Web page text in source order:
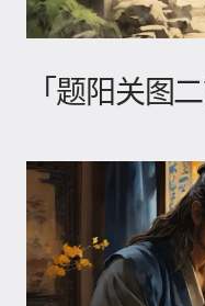
「题阳关图